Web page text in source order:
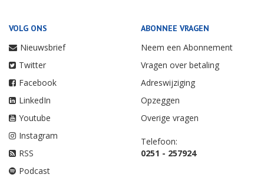
VOLG ONS
Nieuwsbrief
Twitter
Facebook
LinkedIn
Youtube
Instagram
RSS
Podcast
ABONNEE VRAGEN
Neem een Abonnement
Vragen over betaling
Adreswijziging
Opzeggen
Overige vragen
Telefoon:
0251 - 257924